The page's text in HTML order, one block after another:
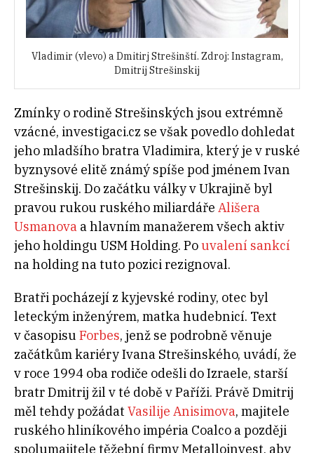
Vladimir (vlevo) a Dmitirj Strešinští. Zdroj: Instagram,
Dmitrij Strešinskij
Zmínky o rodině Strešinských jsou extrémně
vzácné, investigaci.cz se však povedlo dohledat
jeho mladšího bratra Vladimira, který je v ruské
byznysové elitě známý spíše pod jménem Ivan
Strešinskij. Do začátku války v Ukrajině byl
pravou rukou ruského miliardáře Ališera
Usmanova a hlavním manažerem všech aktiv
jeho holdingu USM Holding. Pouvalení sankcí
na holding na tuto pozici rezignoval.
Bratři pocházejí z kyjevské rodiny, otec byl
leteckým inženýrem, matka hudebnicí. Text
v časopisu Forbes, jenž se podrobně věnuje
začátkům kariéry Ivana Strešinského, uvádí, že
v roce 1994 oba rodiče odešli do Izraele, starší
bratr Dmitrij žil v té době v Paříži. Právě Dmitrij
měl tehdy požádat Vasilije Anisimova, majitele
ruského hliníkového impéria Coalco a později
spolumajitele těžební firmy Metalloinvest, aby